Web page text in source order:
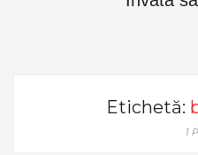
Etichetă:
1